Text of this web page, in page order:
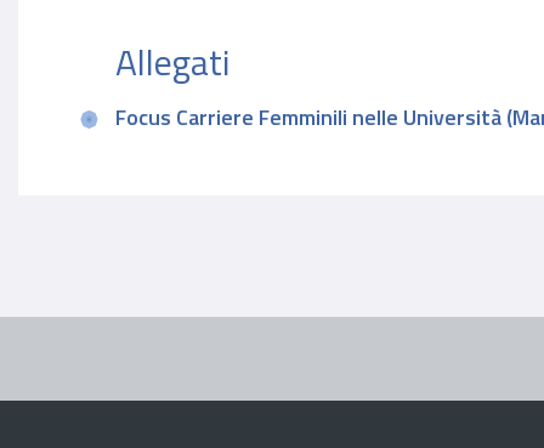
Allegati
Focus Carriere Femminili nelle Università